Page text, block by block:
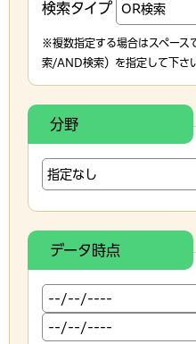
検索タイプ
※複数指定する場合はスペース
索/AND検索）を指定して下さ
分野
データ時点